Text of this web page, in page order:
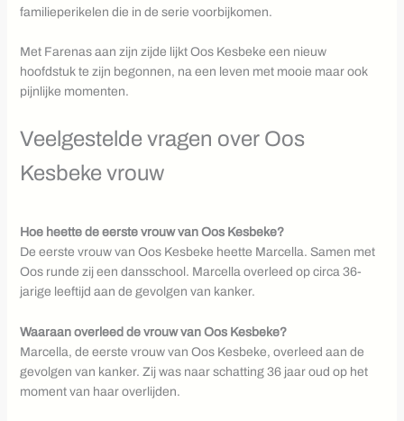
familieperikelen die in de serie voorbijkomen.
Met Farenas aan zijn zijde lijkt Oos Kesbeke een nieuw
hoofdstuk te zijn begonnen, na een leven met mooie maar ook
pijnlijke momenten.
Veelgestelde vragen over Oos
Kesbeke vrouw
Hoe heette de eerste vrouw van Oos Kesbeke?
De eerste vrouw van Oos Kesbeke heette Marcella. Samen met
Oos runde zij een dansschool. Marcella overleed op circa 36-
jarige leeftijd aan de gevolgen van kanker.
Waaraan overleed de vrouw van Oos Kesbeke?
Marcella, de eerste vrouw van Oos Kesbeke, overleed aan de
gevolgen van kanker. Zij was naar schatting 36 jaar oud op het
moment van haar overlijden.